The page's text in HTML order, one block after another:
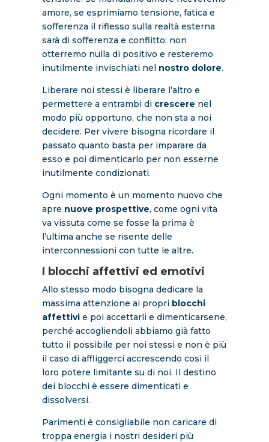
amore, se esprimiamo tensione, fatica e
sofferenza il riflesso sulla realtà esterna
sarà di sofferenza e conflitto: non
otterremo nulla di positivo e resteremo
inutilmente invischiati nel nostro dolore.
Liberare noi stessi è liberare l’altro e
permettere a entrambi di crescere nel
modo più opportuno, che non sta a noi
decidere. Per vivere bisogna ricordare il
passato quanto basta per imparare da
esso e poi dimenticarlo per non esserne
inutilmente condizionati.
Ogni momento è un momento nuovo che
apre nuove prospettive, come ogni vita
va vissuta come se fosse la prima è
l’ultima anche se risente delle
interconnessioni con tutte le altre.
I blocchi affettivi ed emotivi
Allo stesso modo bisogna dedicare la
massima attenzione ai propri blocchi
affettivie poi accettarli e dimenticarsene,
perché accogliendoli abbiamo già fatto
tutto il possibile per noi stessi e non è più
il caso di affliggerci accrescendo così il
loro potere limitante su di noi. Il destino
dei blocchi è essere dimenticati e
dissolversi.
Parimenti è consigliabile non caricare di
troppa energia i nostri desideri più